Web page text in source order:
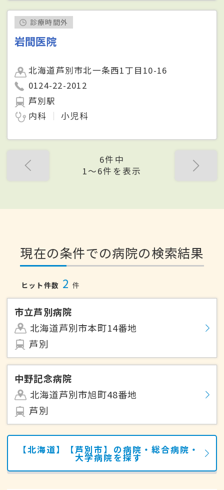
診療時間外
岩間医院
北海道芦別市北一条西1丁目10-16
0124-22-2012
芦別駅
内科
小児科
6件中
1〜6件を表示
現在の条件での病院の検索結果
ヒット件数 2 件
市立芦別病院
北海道芦別市本町14番地
芦別
中野記念病院
北海道芦別市旭町48番地
芦別
【北海道】【芦別市】の病院・総合病院・
大学病院を探す